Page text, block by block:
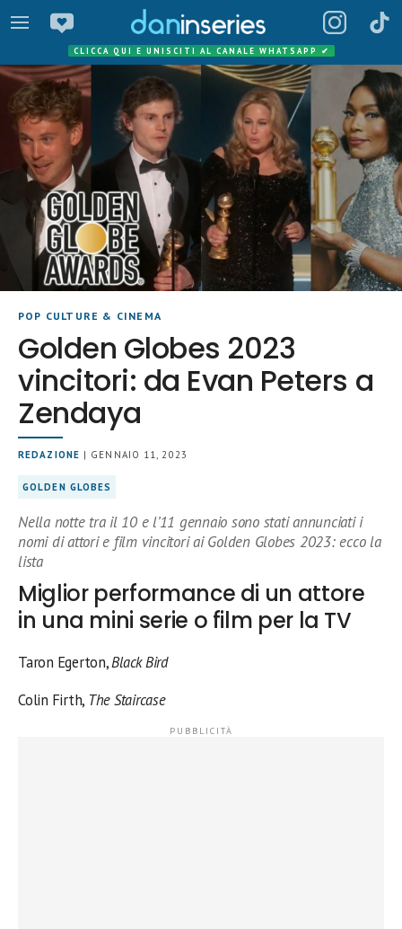
CLICCA QUI E UNISCITI AL CANALE WHATSAPP ✔
POP CULTURE & CINEMA
Golden Globes 2023
vincitori: da Evan Peters a
Zendaya
REDAZIONE | GENNAIO 11, 2023
GOLDEN GLOBES
Nella notte tra il 10 e l’11 gennaio sono stati annunciati i
nomi di attori e film vincitori ai Golden Globes 2023: ecco la
lista
Miglior performance di un attore
in una mini serie o film per la TV
Taron Egerton,Black Bird
Colin Firth, The Staircase